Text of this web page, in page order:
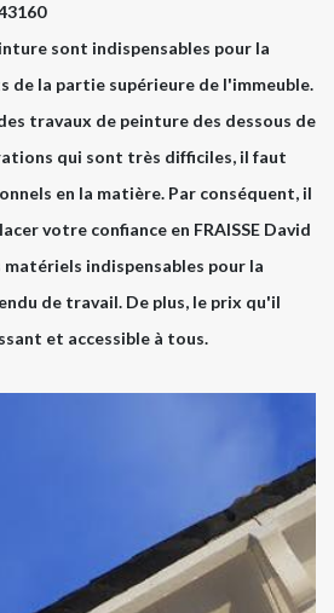
sont indispensables pour la
de la partie supérieure de l'immeuble.
travaux de peinture des dessous de
qui sont très difficiles, il faut
en la matière. Par conséquent, il
votre confiance en FRAISSE David
indispensables pour la
de travail. De plus, le prix qu'il
et accessible à tous.